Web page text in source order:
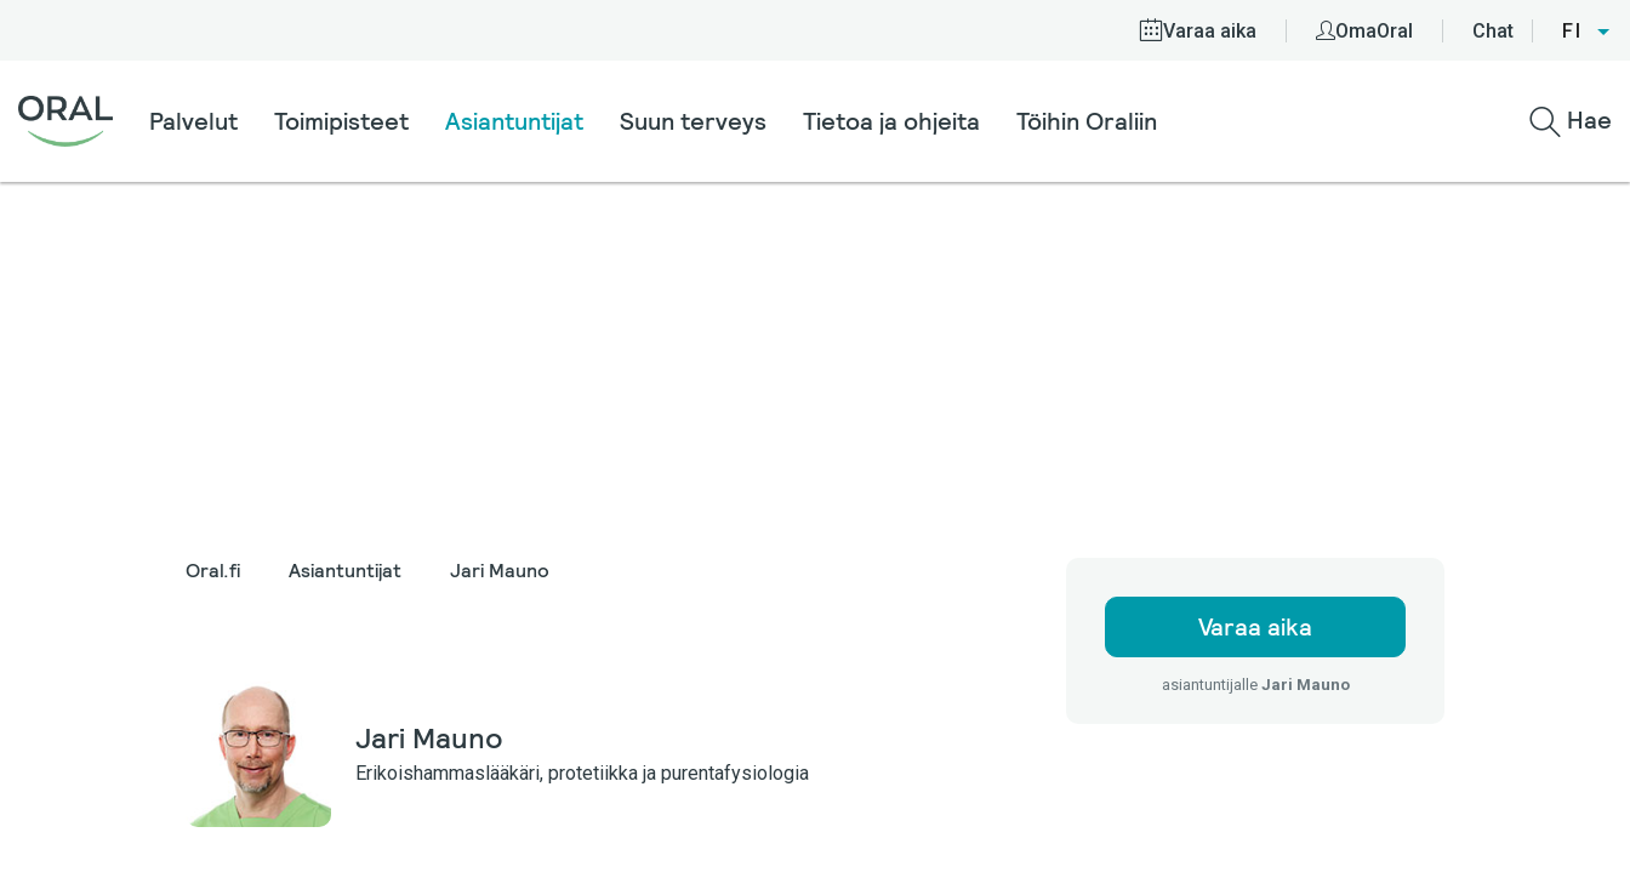
Varaa aika OmaOral Chat FI
Palvelut Toimipisteet Asiantuntijat Suun terveys Tietoa ja ohjeita Töihin Oraliin Hae
Varaa aika
asiantuntijalle Jari Mauno
Oral.fi Asiantuntijat Jari Mauno
Jari Mauno
Erikoishammaslääkäri, protetiikka ja purentafysiologia